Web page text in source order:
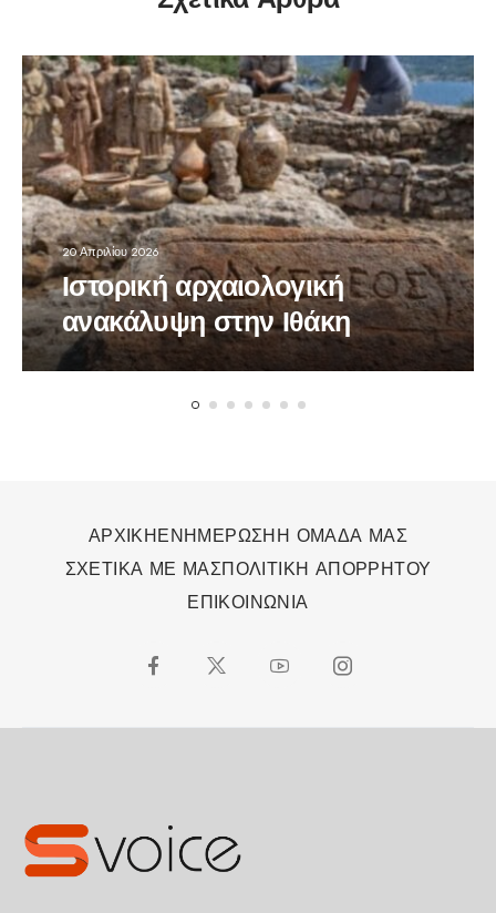
20 Απριλίου 2026
Ιστορική αρχαιολογική
ανακάλυψη στην Ιθάκη
ΑΡΧΙΚΗΕΝΗΜΕΡΩΣΗΗ ΟΜΑΔΑ ΜΑΣ
ΣΧΕΤΙΚΑ ΜΕ ΜΑΣΠΟΛΙΤΙΚΗ ΑΠΟΡΡΗΤΟΥ
ΕΠΙΚΟΙΝΩΝΙΑ